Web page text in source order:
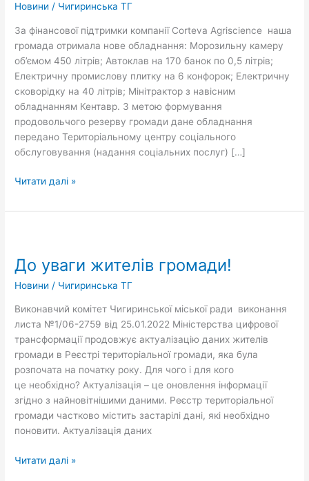
Новини / Чигиринська ТГ
За фінансової підтримки компанії Corteva Agriscience наша
громада отримала нове обладнання: Морозильну камеру
об’ємом 450 літрів; Автоклав на 170 банок по 0,5 літрів;
Електричну промислову плитку на 6 конфорок; Електричну
сковорідку на 40 літрів; Мінітрактор з навісним
обладнанням Кентавр. З метою формування
продовольчого резерву громади дане обладнання
передано Територіальному центру соціального
обслуговування (надання соціальних послуг) […]
Читати далі »
До уваги жителів громади!
Новини / Чигиринська ТГ
Виконавчий комітет Чигиринської міської ради виконання
листа №1/06-2759 від 25.01.2022 Міністерства цифрової
трансформації продовжує актуалізацію даних жителів
громади в Реєстрі територіальної громади, яка була
розпочата на початку року. Для чого і для кого
це необхідно? Актуалізація – це оновлення інформації
згідно з найновітнішими даними. Реєстр територіальної
громади частково містить застарілі дані, які необхідно
поновити. Актуалізація даних
жителів
громади!
Читати далі »